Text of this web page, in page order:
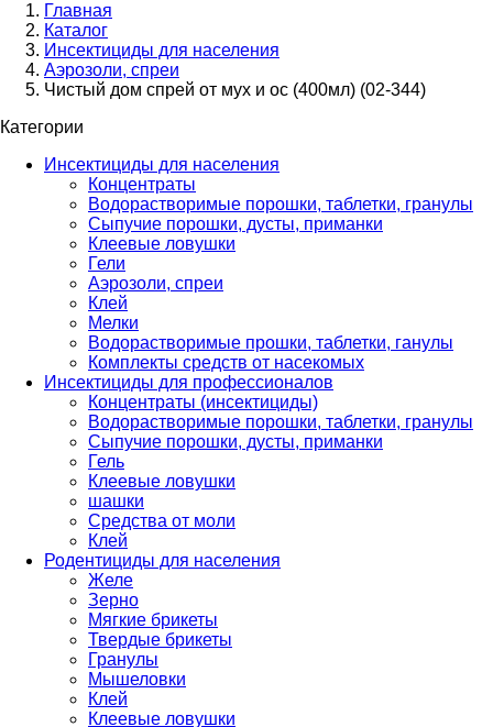
Главная
Каталог
Инсектициды для населения
Аэрозоли, спреи
Чистый дом спрей от мух и ос (400мл) (02-344)
Категории
Инсектициды для населения
Концентраты
Водорастворимые порошки, таблетки, гранулы
Сыпучие порошки, дусты, приманки
Клеевые ловушки
Гели
Аэрозоли, спреи
Клей
Мелки
Водорастворимые прошки, таблетки, ганулы
Комплекты средств от насекомых
Инсектициды для профессионалов
Концентраты (инсектициды)
Водорастворимые порошки, таблетки, гранулы
Сыпучие порошки, дусты, приманки
Гель
Клеевые ловушки
шашки
Средства от моли
Клей
Родентициды для населения
Желе
Зерно
Мягкие брикеты
Твердые брикеты
Гранулы
Мышеловки
Клей
Клеевые ловушки